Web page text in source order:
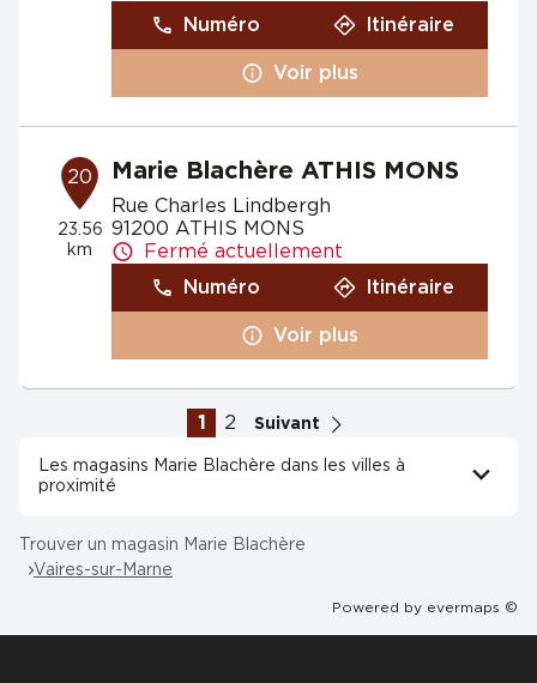
Numéro
Itinéraire
Voir plus
20
23.56
km
Marie Blachère ATHIS MONS
Rue Charles Lindbergh
91200 ATHIS MONS
Fermé actuellement
Numéro
Itinéraire
Voir plus
1 2 Suivant
Les magasins Marie Blachère dans les villes à
proximité
Trouver un magasin Marie Blachère
Vaires-sur-Marne
Powered by evermaps ©